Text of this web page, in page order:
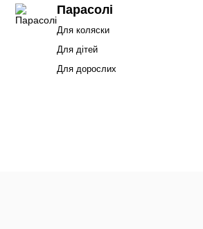
Парасолі
Для коляски
Для дітей
Для дорослих